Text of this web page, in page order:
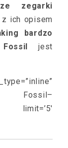
zegarki
ich opisem
bardzo
jest
Fossil–
limit=’5′